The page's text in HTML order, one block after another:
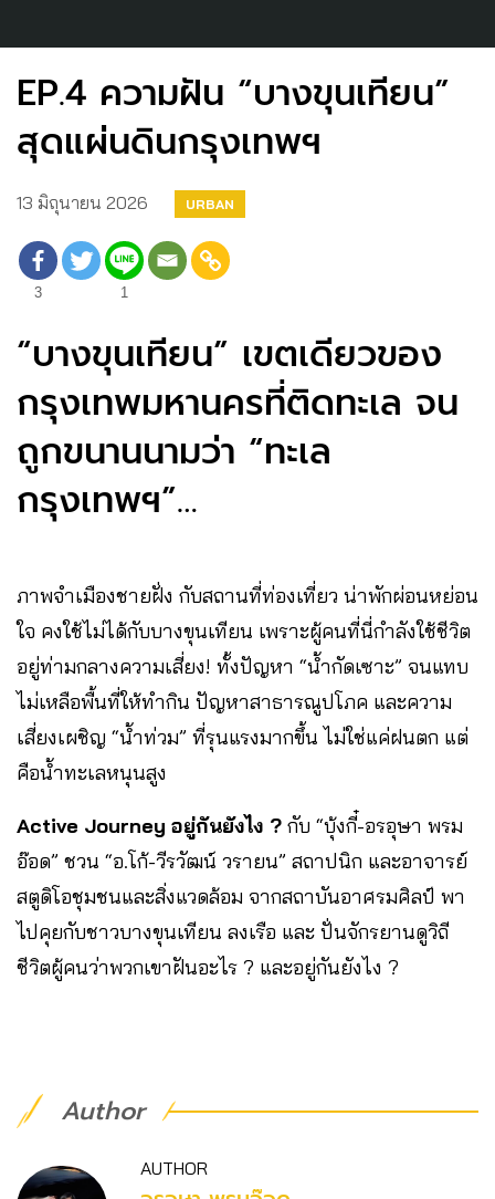
EP.4 ความฝัน “บางขุนเทียน”
สุดแผ่นดินกรุงเทพฯ
13 มิถุนายน 2026 URBAN
3 1
“บางขุนเทียน” เขตเดียวของ
กรุงเทพมหานครที่ติดทะเล จน
ถูกขนานนามว่า “ทะเล
กรุงเทพฯ”…
ภาพจำเมืองชายฝั่ง กับสถานที่ท่องเที่ยว น่าพักผ่อนหย่อน
ใจ คงใช้ไม่ได้กับบางขุนเทียน เพราะผู้คนที่นี่กำลังใช้ชีวิต
อยู่ท่ามกลางความเสี่ยง! ทั้งปัญหา “น้ำกัดเซาะ” จนแทบ
ไม่เหลือพื้นที่ให้ทำกิน ปัญหาสาธารณูปโภค และความ
เสี่ยงเผชิญ “น้ำท่วม” ที่รุนแรงมากขึ้น ไม่ใช่แค่ฝนตก แต่
คือน้ำทะเลหนุนสูง
Active Journey อยู่กันยังไง ? กับ “บุ้งกี๋-อรอุษา พรม
อ๊อด” ชวน “อ.โก้-วีรวัฒน์ วรายน” สถาปนิก และอาจารย์
สตูดิโอชุมชนและสิ่งแวดล้อม จากสถาบันอาศรมศิลป์ พา
ไปคุยกับชาวบางขุนเทียน ลงเรือ และ ปั่นจักรยานดูวิถี
ชีวิตผู้คนว่าพวกเขาฝันอะไร ? และอยู่กันยังไง ?
Author
AUTHOR